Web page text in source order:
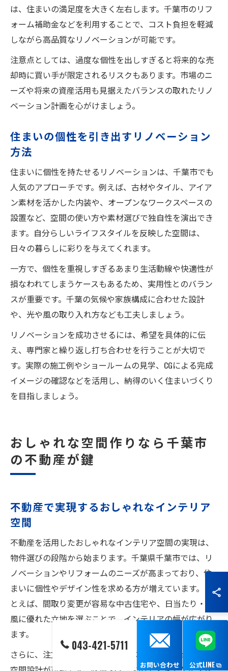
は、住まいの満足度を大きく左右します。千葉市のリフ
ォーム補助金などを利用することで、コスト負担を軽減
しながら高品質なリノベーションが可能です。
注意点としては、過度な個性を出しすぎると将来的な売
却時に買い手が限定されるリスクもあります。市場のニ
ーズや将来の資産活用も見据えたバランスの取れたリノ
ベーション計画を心がけましょう。
住まいの個性を引き出すリノベーション
方法
住まいに個性を持たせるリノベーションは、千葉市でも
人気のアプローチです。例えば、古材やタイル、アイア
ン素材を活かした内装や、オープンなワークスペースの
設置など、空間の使い方や素材選びで独自性を演出でき
ます。自分らしいライフスタイルを反映した空間は、
日々の暮らしに彩りを与えてくれます。
一方で、個性を重視しすぎるあまり生活動線や快適性が
損なわれてしまうケースもあるため、実用性とのバラン
スが重要です。千葉の気候や家族構成に合わせた設計
や、光や風の取り入れ方なども工夫しましょう。
リノベーションを成功させるには、希望を具体的に伝
え、専門家と繰り返し打ち合わせを行うことが大切で
す。実際の施工例やショールームの見学、CGによる完成
イメージの確認などを活用し、納得のいく住まいづくり
を目指しましょう。
おしゃれな空間作りなら千葉市
の不動産が鍵
不動産で実現するおしゃれなインテリア
空間
不動産を活用したおしゃれなインテリア空間の実現は、
物件選びの段階から始まります。千葉県千葉市では、リ
ノベーションやリフォームのニーズが高まっており、住
まいに個性やデザイン性を求める方が増えています。た
とえば、間取り変更が容易な中古住宅や、日当たり・通
風に優れた立地を選ぶことで、インテリアの幅が広がり
ます。
さらに、注文住宅なら自分のライフスタイルに合わせた
043-421-5711
お問い合わせ 公式LINE